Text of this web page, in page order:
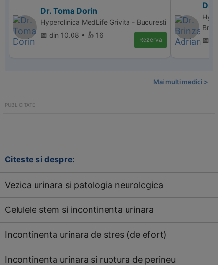
Dr. Toma Dorin
Hyperclinica MedLife Grivita - Bucuresti
📅 din 10.08 • 👍 16
Rezervă
Dr.
📅
Mai multi medici >
Citeste si despre:
Vezica urinara si patologia neurologica
Celulele stem si incontinenta urinara
Incontinenta urinara de stres (de efort)
Incontinenta urinara si ruptura de perineu